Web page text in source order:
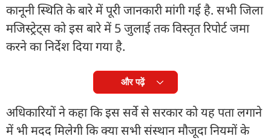
कानूनी स्थिति के बारे में पूरी जानकारी मांगी गई है. सभी जिला
मजिस्ट्रेट्स को इस बारे में 5 जुलाई तक विस्तृत रिपोर्ट जमा
करने का निर्देश दिया गया है.
और पढ़ें
अधिकारियों ने कहा कि इस सर्वे से सरकार को यह पता लगाने
में भी मदद मिलेगी कि क्या सभी संस्थान मौजूदा नियमों के